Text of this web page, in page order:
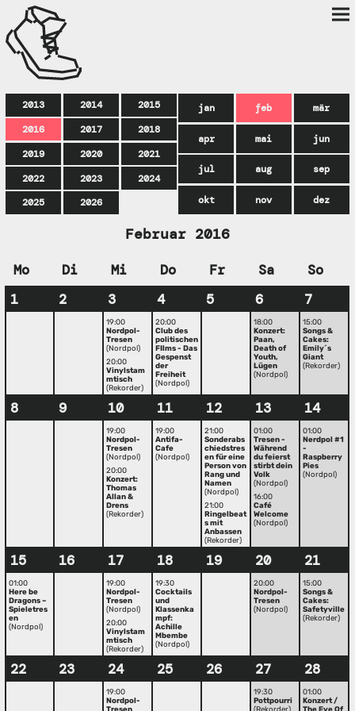
2013 2014
2015
2016
2017
2018
2019
2020
2021
2022
2023
2024
2025
2026
jan feb mär
apr mai jun
jul aug sep
okt nov dez
Februar 2016
Mo Di Mi Do Fr Sa
So
1
2 3
19:00
Nordpol-
Tresen
(Nordpol)
20:00
Vinylstam
mtisch
(Rekorder)
4
20:00
Club des
politischen
FIlms - Das
Gespenst
der
Freiheit
(Nordpol)
5 6
18:00
Konzert:
Paan,
Death of
Youth,
Lügen
(Nordpol)
7
15:00
Songs &
Cakes:
Emily´s
Giant
(Rekorder)
8 9 10
19:00
Nordpol-
Tresen
(Nordpol)
20:00
Konzert:
Thomas
Allan &
Drens
(Rekorder)
11
19:00
Antifa-
Cafe
(Nordpol)
12
21:00
Sonderabs
chiedstres
en für eine
Person von
Rang und
Namen
(Nordpol)
21:00
Ringelbeat
s mit
Anbassen
(Rekorder)
13
01:00
Tresen -
Während
du feierst
stirbt dein
Volk
(Nordpol)
16:00
Café
Welcome
(Nordpol)
14
01:00
Nerdpol #1
-
Raspberry
Pies
(Nordpol)
15
01:00
Here be
Dragons –
Spieletres
en
(Nordpol)
16 17
19:00
Nordpol-
Tresen
(Nordpol)
20:00
Vinylstam
mtisch
(Rekorder)
18
19:30
Cocktails
und
Klassenka
mpf:
Achille
Mbembe
(Nordpol)
19 20
20:00
Nordpol-
Tresen
(Nordpol)
21
15:00
Songs &
Cakes:
Safetyville
(Rekorder)
22 23 24
19:00
Nordpol-
25 26 27
19:30
Pottpourri
28
01:00
Konzert /